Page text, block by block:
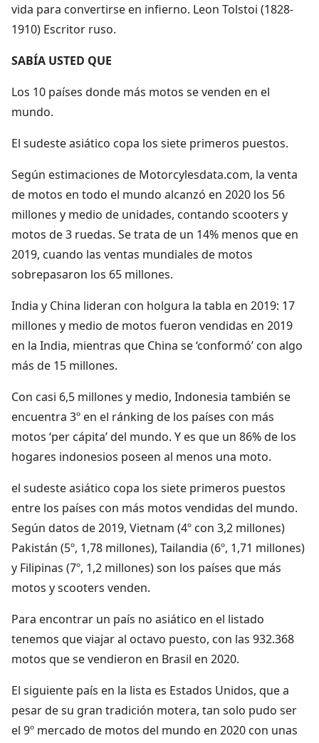
vida para convertirse en infierno. Leon Tolstoi (1828-
1910) Escritor ruso.
SABÍA USTED QUE
Los 10 países donde más motos se venden en el
mundo.
El sudeste asiático copa los siete primeros puestos.
Según estimaciones de Motorcylesdata.com, la venta
de motos en todo el mundo alcanzó en 2020 los 56
millones y medio de unidades, contando scooters y
motos de 3 ruedas. Se trata de un 14% menos que en
2019, cuando las ventas mundiales de motos
sobrepasaron los 65 millones.
India y China lideran con holgura la tabla en 2019: 17
millones y medio de motos fueron vendidas en 2019
en la India, mientras que China se ‘conformó’ con algo
más de 15 millones.
Con casi 6,5 millones y medio, Indonesia también se
encuentra 3º en el ránking de los países con más
motos ‘per cápita’ del mundo. Y es que un 86% de los
hogares indonesios poseen al menos una moto.
el sudeste asiático copa los siete primeros puestos
entre los países con más motos vendidas del mundo.
Según datos de 2019, Vietnam (4º con 3,2 millones)
Pakistán (5º, 1,78 millones), Tailandia (6º, 1,71 millones)
y Filipinas (7º, 1,2 millones) son los países que más
motos y scooters venden.
Para encontrar un país no asiático en el listado
tenemos que viajar al octavo puesto, con las 932.368
motos que se vendieron en Brasil en 2020.
El siguiente país en la lista es Estados Unidos, que a
pesar de su gran tradición motera, tan solo pudo ser
el 9º mercado de motos del mundo en 2020 con unas